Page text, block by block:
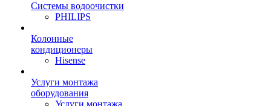
Системы водоочистки
PHILIPS
Колонные
кондиционеры
Hisense
Услуги монтажа
оборудования
Услуги монтажа